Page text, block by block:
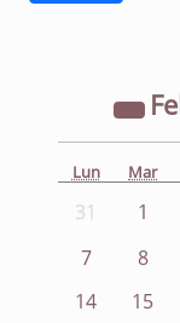
Lun Mar
31 1
7
8
14
15